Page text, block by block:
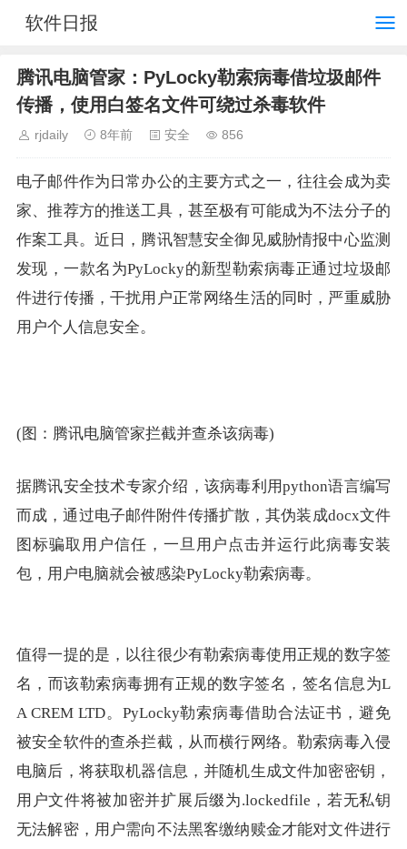
软件日报
腾讯电脑管家：PyLocky勒索病毒借垃圾邮件
传播，使用白签名文件可绕过杀毒软件
rjdaily 8年前 安全 856
电子邮件作为日常办公的主要方式之一，往往会成为卖
家、推荐方的推送工具，甚至极有可能成为不法分子的
作案工具。近日，腾讯智慧安全御见威胁情报中心监测
发现，一款名为PyLocky的新型勒索病毒正通过垃圾邮
件进行传播，干扰用户正常网络生活的同时，严重威胁
用户个人信息安全。
(图：腾讯电脑管家拦截并查杀该病毒)
据腾讯安全技术专家介绍，该病毒利用python语言编写
而成，通过电子邮件附件传播扩散，其伪装成docx文件
图标骗取用户信任，一旦用户点击并运行此病毒安装
包，用户电脑就会被感染PyLocky勒索病毒。
值得一提的是，以往很少有勒索病毒使用正规的数字签
名，而该勒索病毒拥有正规的数字签名，签名信息为L
A CREM LTD。PyLocky勒索病毒借助合法证书，避免
被安全软件的查杀拦截，从而横行网络。勒索病毒入侵
电脑后，将获取机器信息，并随机生成文件加密密钥，
用户文件将被加密并扩展后缀为.lockedfile，若无私钥
无法解密，用户需向不法黑客缴纳赎金才能对文件进行